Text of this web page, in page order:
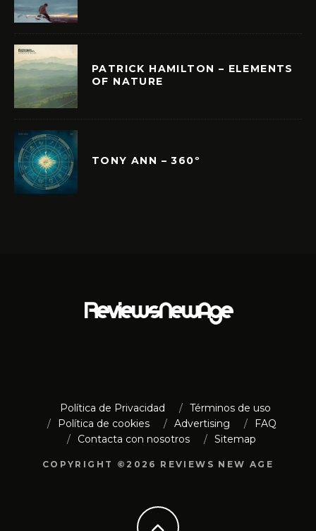
PATRICK HAMILTON – ELEMENTS
OF NATURE
TONY ANN – 360º
Política de Privacidad
Términos de uso
Política de cookies
Advertising
FAQ
Contacta con nosotros
Sitemap
COPYRIGHT ©2026 REVIEWS NEW AGE